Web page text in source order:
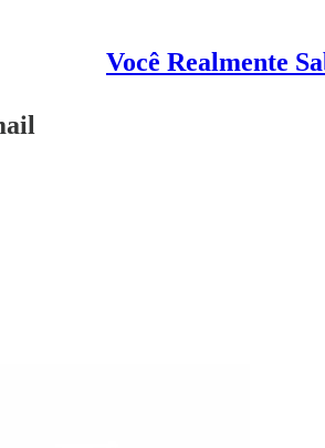
Você Realmente